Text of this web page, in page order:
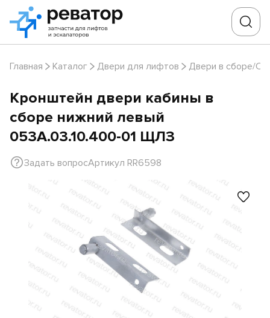
Главная Каталог Двери для лифтов Двери в сборе/
Кронштейн двери кабины в
сборе нижний левый
053А.03.10.400-01 ЩЛЗ
Задать вопросАртикул RR6598